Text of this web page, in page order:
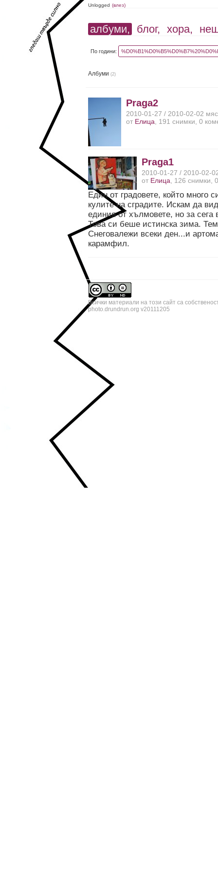
Unlogged (влез)
албуми, блог, хора,
По години:
Албуми(2)
Praga2
2010-01-27 / 2010-02-02
от Елица , 191 снимки, 0
Praga1
2010-01-27 / 2010-02-
от Елица , 126 снимки,
Един от градовете, който много
кулите на сградите. Искам да
единия от хълмовете, но за
Това си беше истинска зима.
Снеговалежи всеки ден...и
карамфил.
Всички материали на този сайт са
photo.drundrun.org v20111205